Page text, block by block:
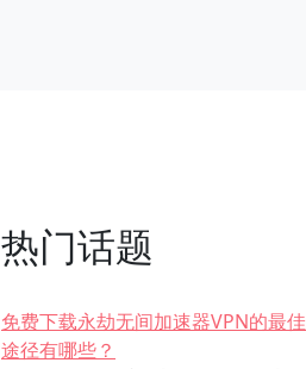
热门话题
免费下载永劫无间加速器VPN的最佳
途径有哪些？